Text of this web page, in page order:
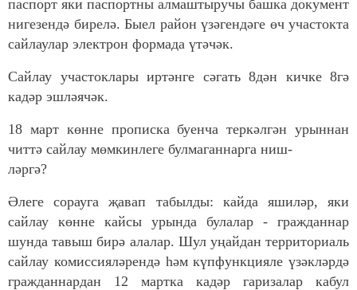
паспорт яки паспортны алмаштыручы башка документ
нигезендә бирелә. Быел район үзәгендәге өч участокта
сайлаулар электрон формада үтәчәк.
Сайлау участоклары иртәнге сәгать 8дән кичке 8гә
кадәр эшләячәк.
18 март көнне прописка буенча теркәлгән урыннан
читтә сайлау мөмкинлеге булмаганнарга ниш-
ләргә?
Әлеге сорауга җавап табылды: кайда яшиләр, яки
сайлау көнне кайсы урында булалар - гражданнар
шунда тавыш бирә алалар. Шул уңайдан территориаль
сайлау комиссияләрендә һәм күпфункцияле үзәкләрдә
гражданнардан 12 мартка кадәр гаризалар кабул